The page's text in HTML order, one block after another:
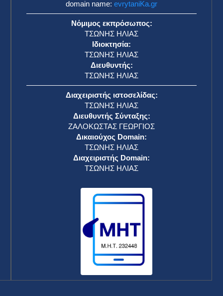
domain name: evrytaniKa.gr
Νόμιμος εκπρόσωπος:
ΤΣΩΝΗΣ ΗΛΙΑΣ
Ιδιοκτησία:
ΤΣΩΝΗΣ ΗΛΙΑΣ
Διευθυντής:
ΤΣΩΝΗΣ ΗΛΙΑΣ
Διαχειριστής ιστοσελίδας:
ΤΣΩΝΗΣ ΗΛΙΑΣ
Διευθυντής Σύνταξης:
ΖΑΛΟΚΩΣΤΑΣ ΓΕΩΡΓΙΟΣ
Δικαιούχος Domain:
ΤΣΩΝΗΣ ΗΛΙΑΣ
Διαχειριστής Domain:
ΤΣΩΝΗΣ ΗΛΙΑΣ